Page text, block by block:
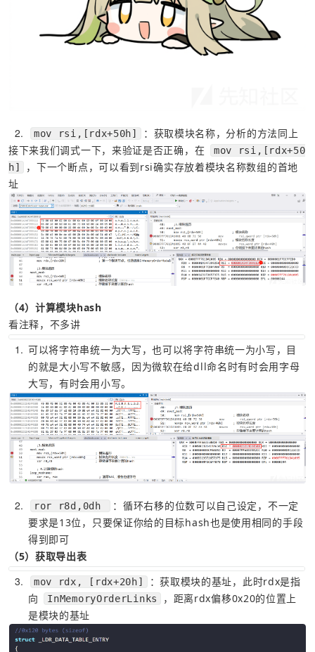
2 mov rsi,[rdx+50h]
：获取模块名称，分析的方法同上
接下来我们调式一下，来验证是否正确，在
mov rsi,[rdx+50
h]
，下一个断点，可以看到rsi确实存放着模块名称数组的首地
址
（4）计算模块hash
看注释，不多讲
1
可以将字符串统一为大写，也可以将字符串统一为小写，目
的就是大小写不敏感，因为微软在给dll命名时有时会用字母
大写，有时会用小写。
2 ror r8d,0dh
：循环右移的位数可以自己设定，不一定
要求是13位，只要保证你给的目标hash也是使用相同的手段
得到即可
（5）获取导出表
3 mov rdx, [rdx+20h]
：获取模块的基址，此时rdx是指
向
InMemoryOrderLinks
，距离rdx偏移0x20的位置上
是模块的基址